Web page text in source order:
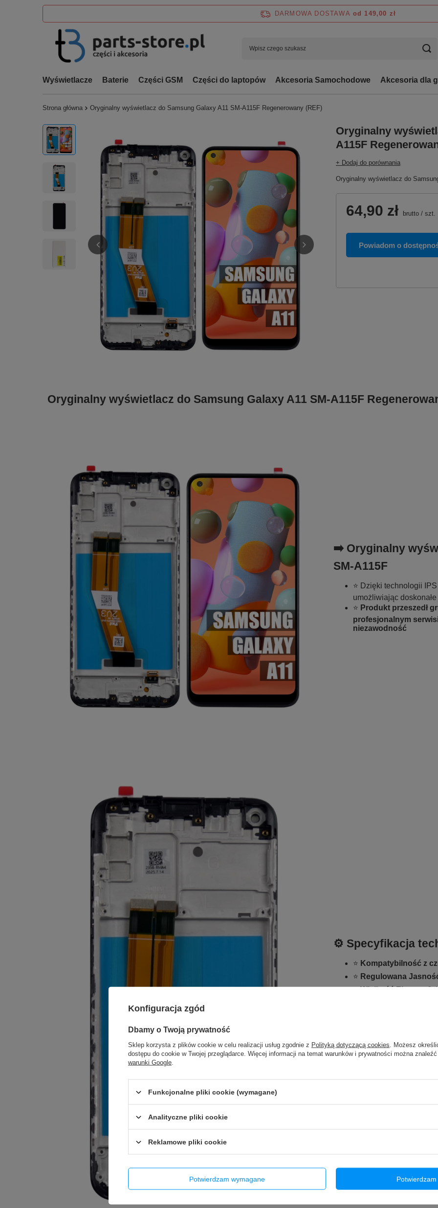
DARMOWA DOSTAWA od 149,00 zł
Wyświetlacze Baterie Części GSM Części do laptopów Akcesoria Samochodowe Akcesoria dla
Strona główna Oryginalny wyświetlacz do Samsung Galaxy A11 SM-A115F Regenerowany (REF)
Oryginalny
A115F
+ Dodaj do porównania
Oryginalny wyświetlacz do
64,90 zł brutto / szt.
Powiadom o
Oryginalny wyświetlacz do Samsung Galaxy A11 SM-A115F
➡️ Oryginalny
SM-A115F
⭐ Dzięki technologii
umożliwiając
⭐ Produkt przeszedł
profesjonalnym
niezawodność
⚙️ Specyfikacja
⭐ Kompatybilność z
⭐ Regulowana
⭐Wielkość Ekranu:
⭐Model:SM-A115F,
Konfiguracja zgód
Dbamy o Twoją prywatność
Sklep korzysta z plików cookie w celu realizacji usług zgodnie z Polityką dotyczącą cookies . Możesz
dostępu do cookie w Twojej przeglądarce. Więcej informacji na temat warunków i prywatności można
warunki Google
Funkcjonalne pliki cookie (wymagane)
Analityczne pliki cookie
Reklamowe pliki cookie
Potwierdzam wymagane